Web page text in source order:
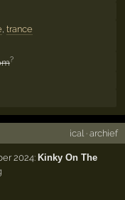
, trance
?
ical · archief
2024: Kinky On The